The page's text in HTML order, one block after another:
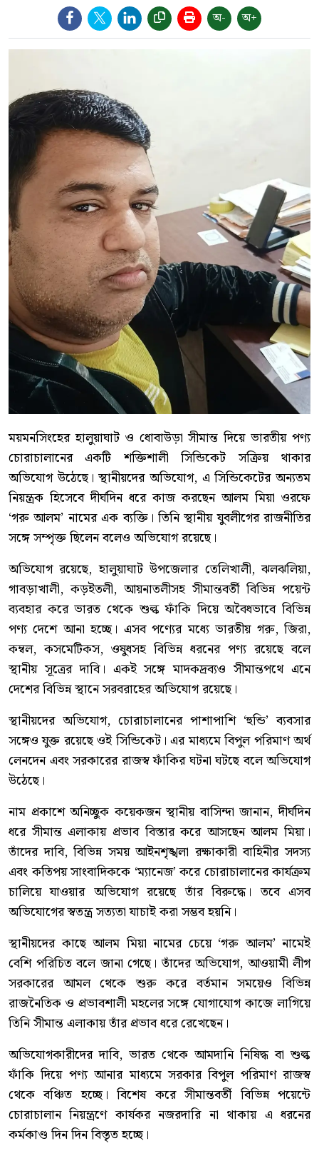
অ- অ+
ময়মনসিংহের হালুয়াঘাট ও ধোবাউড়া সীমান্ত দিয়ে ভারতীয় পণ্য
চোরাচালানের একটি শক্তিশালী সিন্ডিকেট সক্রিয় থাকার
অভিযোগ উঠেছে। স্থানীয়দের অভিযোগ, এ সিন্ডিকেটের অন্যতম
নিয়ন্ত্রক হিসেবে দীর্ঘদিন ধরে কাজ করছেন আলম মিয়া ওরফে
‘গরু আলম’ নামের এক ব্যক্তি। তিনি স্থানীয় যুবলীগের রাজনীতির
সঙ্গে সম্পৃক্ত ছিলেন বলেও অভিযোগ রয়েছে।
অভিযোগ রয়েছে, হালুয়াঘাট উপজেলার তেলিখালী, ঝলঝলিয়া,
গাবড়াখালী, কড়ইতলী, আয়নাতলীসহ সীমান্তবর্তী বিভিন্ন পয়েন্ট
ব্যবহার করে ভারত থেকে শুল্ক ফাঁকি দিয়ে অবৈধভাবে বিভিন্ন
পণ্য দেশে আনা হচ্ছে। এসব পণ্যের মধ্যে ভারতীয় গরু, জিরা,
কম্বল, কসমেটিকস, ওষুধসহ বিভিন্ন ধরনের পণ্য রয়েছে বলে
স্থানীয় সূত্রের দাবি। একই সঙ্গে মাদকদ্রব্যও সীমান্তপথে এনে
দেশের বিভিন্ন স্থানে সরবরাহের অভিযোগ রয়েছে।
স্থানীয়দের অভিযোগ, চোরাচালানের পাশাপাশি ‘হুন্ডি’ ব্যবসার
সঙ্গেও যুক্ত রয়েছে ওই সিন্ডিকেট। এর মাধ্যমে বিপুল পরিমাণ অর্থ
লেনদেন এবং সরকারের রাজস্ব ফাঁকির ঘটনা ঘটছে বলে অভিযোগ
উঠেছে।
নাম প্রকাশে অনিচ্ছুক কয়েকজন স্থানীয় বাসিন্দা জানান, দীর্ঘদিন
ধরে সীমান্ত এলাকায় প্রভাব বিস্তার করে আসছেন আলম মিয়া।
তাঁদের দাবি, বিভিন্ন সময় আইনশৃঙ্খলা রক্ষাকারী বাহিনীর সদস্য
এবং কতিপয় সাংবাদিককে ‘ম্যানেজ’ করে চোরাচালানের কার্যক্রম
চালিয়ে যাওয়ার অভিযোগ রয়েছে তাঁর বিরুদ্ধে। তবে এসব
অভিযোগের স্বতন্ত্র সত্যতা যাচাই করা সম্ভব হয়নি।
স্থানীয়দের কাছে আলম মিয়া নামের চেয়ে ‘গরু আলম’ নামেই
বেশি পরিচিত বলে জানা গেছে। তাঁদের অভিযোগ, আওয়ামী লীগ
সরকারের আমল থেকে শুরু করে বর্তমান সময়েও বিভিন্ন
রাজনৈতিক ও প্রভাবশালী মহলের সঙ্গে যোগাযোগ কাজে লাগিয়ে
তিনি সীমান্ত এলাকায় তাঁর প্রভাব ধরে রেখেছেন।
অভিযোগকারীদের দাবি, ভারত থেকে আমদানি নিষিদ্ধ বা শুল্ক
ফাঁকি দিয়ে পণ্য আনার মাধ্যমে সরকার বিপুল পরিমাণ রাজস্ব
থেকে বঞ্চিত হচ্ছে। বিশেষ করে সীমান্তবর্তী বিভিন্ন পয়েন্টে
চোরাচালান নিয়ন্ত্রণে কার্যকর নজরদারি না থাকায় এ ধরনের
কর্মকাণ্ড দিন দিন বিস্তৃত হচ্ছে।